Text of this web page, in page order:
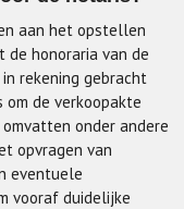
aan het opstellen
de honoraria van de
rekening gebracht
de verkoopakte
onder andere
opvragen van
eventuele
vooraf duidelijke